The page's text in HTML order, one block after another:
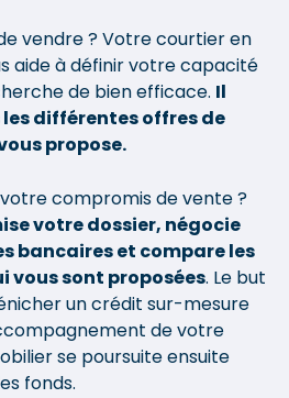
vendre ? Votre courtier en
aide à définir votre capacité
de bien efficace. Il
différentes offres de
propose.
compromis de vente ?
votre dossier, négocie
bancaires et compare les
vous sont proposées. Le but
un crédit sur-mesure
de votre
se poursuite ensuite
fonds.